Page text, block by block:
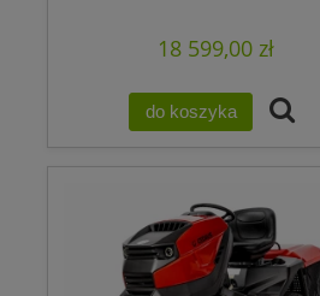
18 599,00 zł
do koszyka